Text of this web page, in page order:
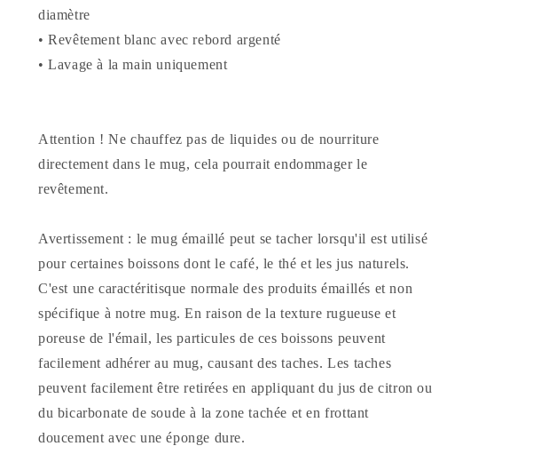
diamètre
• Revêtement blanc avec rebord argenté
• Lavage à la main uniquement
Attention ! Ne chauffez pas de liquides ou de nourriture
directement dans le mug, cela pourrait endommager le
revêtement.
Avertissement : le mug émaillé peut se tacher lorsqu'il est utilisé
pour certaines boissons dont le café, le thé et les jus naturels.
C'est une caractéritisque normale des produits émaillés et non
spécifique à notre mug. En raison de la texture rugueuse et
poreuse de l'émail, les particules de ces boissons peuvent
facilement adhérer au mug, causant des taches. Les taches
peuvent facilement être retirées en appliquant du jus de citron ou
du bicarbonate de soude à la zone tachée et en frottant
doucement avec une éponge dure.